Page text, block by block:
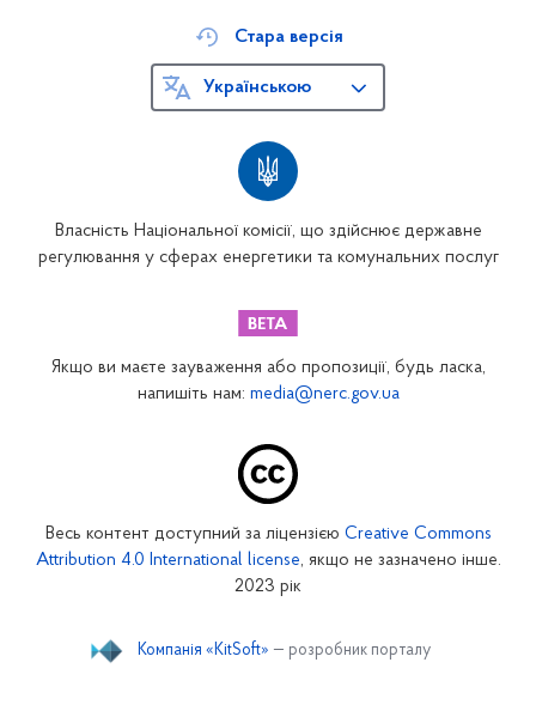
Власність Національної комісії, що здійснює державне
регулювання у сферах енергетики та комунальних послуг
Стара версія
Українською
Якщо ви маєте зауваження або пропозиції, будь ласка,
напишіть нам: media@nerc.gov.ua
Весь контент доступний за ліцензією Creative Commons
Attribution 4.0 International license, якщо не зазначено інше.
2023 рік
Компанія «KitSoft» — розробник порталу